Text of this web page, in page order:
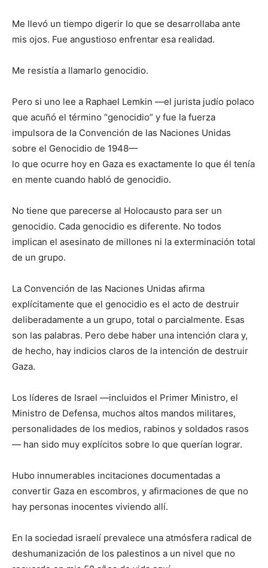
Me llevó un tiempo digerir lo que se desarrollaba ante
mis ojos. Fue angustioso enfrentar esa realidad.
Me resistía a llamarlo genocidio.
Pero si uno lee a Raphael Lemkin —el jurista judío polaco
que acuñó el término “genocidio” y fue la fuerza
impulsora de la Convención de las Naciones Unidas
sobre el Genocidio de 1948—
lo que ocurre hoy en Gaza es exactamente lo que él tenía
en mente cuando habló de genocidio.
No tiene que parecerse al Holocausto para ser un
genocidio. Cada genocidio es diferente. No todos
implican el asesinato de millones ni la exterminación total
de un grupo.
La Convención de las Naciones Unidas afirma
explícitamente que el genocidio es el acto de destruir
deliberadamente a un grupo, total o parcialmente. Esas
son las palabras. Pero debe haber una intención clara y,
de hecho, hay indicios claros de la intención de destruir
Gaza.
Los líderes de Israel —incluidos el Primer Ministro, el
Ministro de Defensa, muchos altos mandos militares,
personalidades de los medios, rabinos y soldados rasos
— han sido muy explícitos sobre lo que querían lograr.
Hubo innumerables incitaciones documentadas a
convertir Gaza en escombros, y afirmaciones de que no
hay personas inocentes viviendo allí.
En la sociedad israelí prevalece una atmósfera radical de
deshumanización de los palestinos a un nivel que no